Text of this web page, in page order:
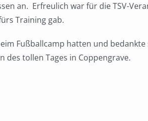
an. Erfreulich war für die TSV-
Training gab.
Fußballcamp hatten und bedankte
des tollen Tages in Coppengrave.